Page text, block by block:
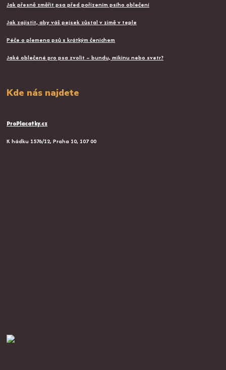
Jak přesně změřit psa před pořízením psího oblečení
Jak zajistit, aby váš pejsek zůstal v zimě v teple
Péče o plemena psů s krátkým čenichem
Jaké oblečené pro psa zvolit – bundu, mikinu nebo svetr?
Kde nás najdete
ProPlacatky.cz
K hádku 1576/12, Praha 10, 107 00